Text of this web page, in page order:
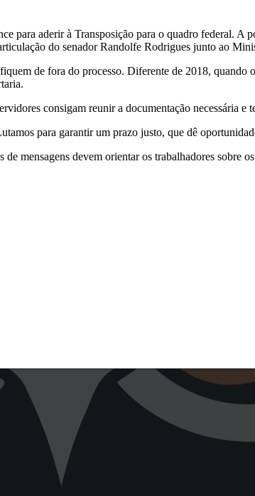
para aderir à Transposição para o quadro federal. A
do senador Randolfe Rodrigues junto ao
de fora do processo. Diferente de 2018, quando
consigam reunir a documentação necessária e
para garantir um prazo justo, que dê
mensagens devem orientar os trabalhadores sobre